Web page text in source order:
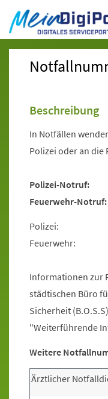
Digitales
Zur Hauptnavigation
Zum Inhalt
Zum Footer
Beschreibung
In Notfällen
Polizei oder an die
Polizei-Notruf:
Feuerwehr-
Polizei:
Feuerwehr:
Informationen zur
städtischen Büro
Sicherheit
"Weiterführende
Weitere
Ärztlicher